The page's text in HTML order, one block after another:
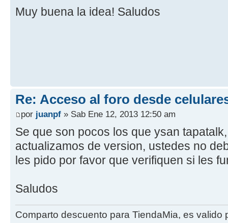
Muy buena la idea! Saludos
Re: Acceso al foro desde
por juanpf » Sab Ene 12, 2013 12:50 am
Se que son pocos los que ysan
actualizamos de version, ustedes no
les pido por favor que verifiquen si les
Saludos
Comparto descuento para TiendaMia, es valido